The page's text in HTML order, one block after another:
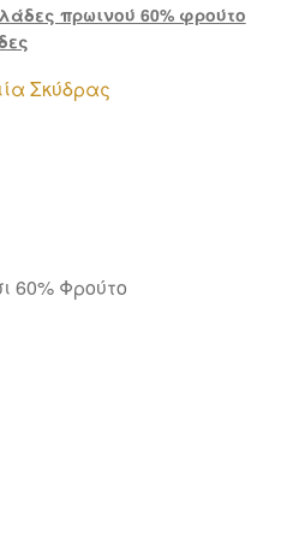
πρωινού 60% φρούτο
Σκύδρας
60% Φρούτο